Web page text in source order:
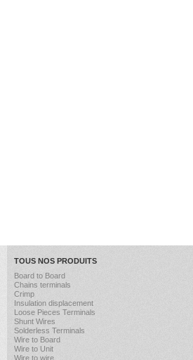
TOUS NOS PRODUITS
Board to Board
Chains terminals
Crimp
Insulation displacement
Loose Pieces Terminals
Shunt Wires
Solderless Terminals
Wire to Board
Wire to Unit
Wire to wire